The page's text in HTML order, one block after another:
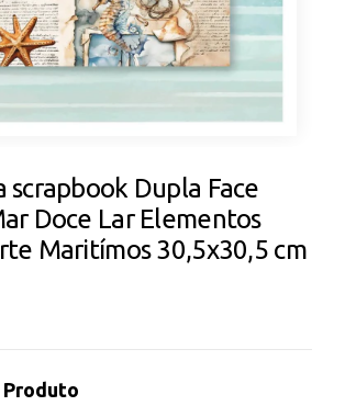
scrapbook Dupla Face
Doce Lar Elementos
Maritímos 30,5x30,5 cm